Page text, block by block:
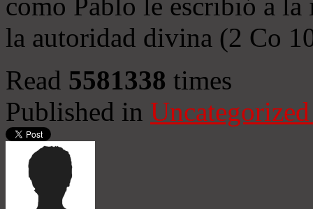
como Pablo le escribió a
la autoridad divina (2 Co
Read 5581338 times
Published in